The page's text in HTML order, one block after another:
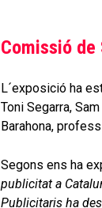
Comissió de
L´exposició ha
Toni Segarra,
Barahona,
Segons ens ha
publicitat a
Publicitaris ha